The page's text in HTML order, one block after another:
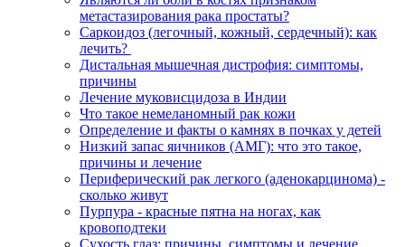
метастазирования рака простаты?
Саркоидоз (легочный, кожный, сердечный): как
лечить?
Дистальная мышечная дистрофия: симптомы,
причины
Лечение муковисцидоза в Индии
Что такое немеланомный рак кожи
Определение и факты о камнях в почках у детей
Низкий запас яичников (АМГ): что это такое,
причины и лечение
Периферический рак легкого (аденокарцинома) -
сколько живут
Пурпура - красные пятна на ногах, как
кровоподтеки
Сухость глаз: причины, симптомы и лечение